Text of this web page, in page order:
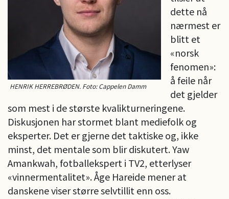
HENRIK HERREBRØDEN. Foto: Cappelen Damm
dette nå
nærmest er
blitt et
«norsk
fenomen»:
å feile når
det gjelder
som mest i de største kvalikturneringene.
Diskusjonen har stormet blant mediefolk og
eksperter. Det er gjerne det taktiske og, ikke
minst, det mentale som blir diskutert. Yaw
Amankwah, fotballekspert i TV2, etterlyser
«vinnermentalitet». Åge Hareide mener at
danskene viser større selvtillit enn oss.